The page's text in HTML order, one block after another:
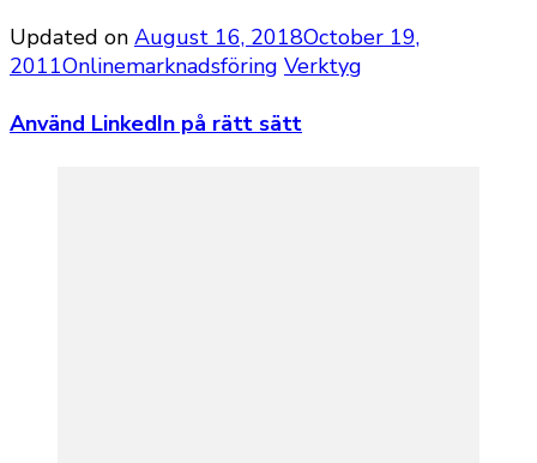
Updated on August 16, 2018October 19,
2011Onlinemarknadsföring Verktyg
Använd LinkedIn på rätt sätt